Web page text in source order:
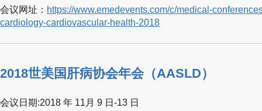
会议网址： https://www.emedevents.com/c/medical-
cardiology-cardiovascular-health-2018
2018世美国肝病协会年会（AASLD）
会议日期:2018 年 11月 9 日-13 日